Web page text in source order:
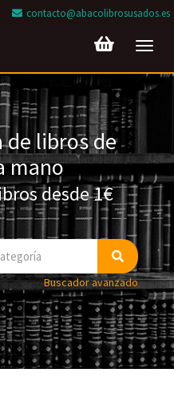
contacto@abacolibrosusados.es
de libros de
mano
desde 1€
Buscador avanzado